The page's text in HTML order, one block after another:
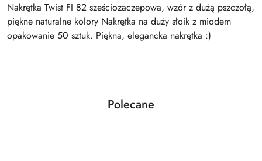
Nakrętka Twist FI 82 sześciozaczepowa, wzór z dużą pszczołą,
piękne naturalne kolory Nakrętka na duży słoik z miodem
opakowanie 50 sztuk. Piękna, elegancka nakrętka :)
Pomiń karuzelę produktów
Produkty
Polecane